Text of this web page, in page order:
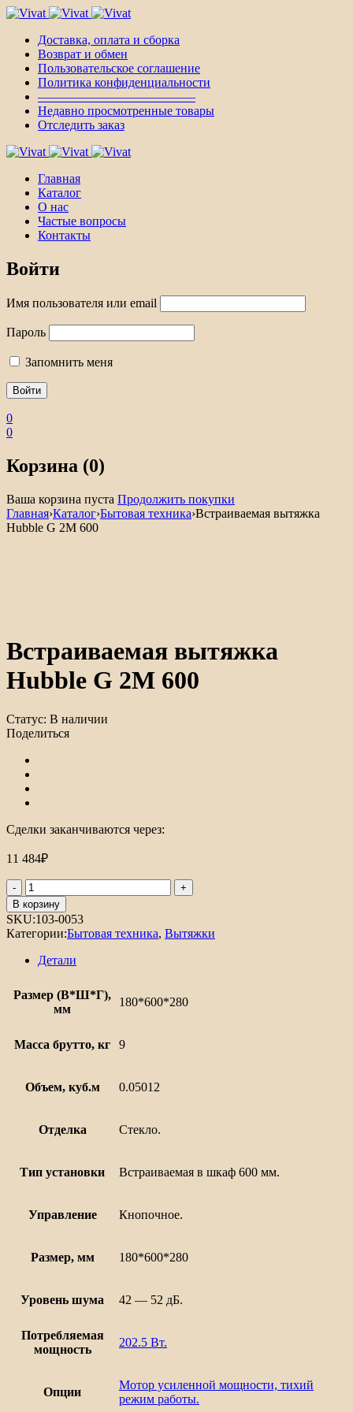
Доставка, оплата и сборка
Возврат и обмен
Пользовательское соглашение
Политика конфиденциальности
————————————–
Недавно просмотренные товары
Отследить заказ
Главная
Каталог
О нас
Частые вопросы
Контакты
Войти
Имя пользователя или email
Пароль
Запомнить меня
0
0
Корзина (0)
Ваша корзина пуста Продолжить покупки
Главная›Каталог›Бытовая техника›Встраиваемая вытяжка
Hubble G 2M 600
Встраиваемая вытяжка
Hubble G 2M 600
Статус: В наличии
Поделиться
Сделки заканчиваются через:
11 484₽
Количество
товара
Встраиваемая
вытяжка
Hubble
G
2M
В корзину
SKU:103-0053
Категории:Бытовая техника, Вытяжки
Детали
Размер (В*Ш*Г),
мм
180*600*280
Масса брутто, кг 9
Объем, куб.м 0.05012
Отделка Стекло.
Тип установки Встраиваемая в шкаф 600 мм.
Управление Кнопочное.
Размер, мм 180*600*280
Уровень шума 42 — 52 дБ.
Потребляемая
мощность
202.5 Вт.
Опции
Мотор усиленной мощности, тихий
режим работы.